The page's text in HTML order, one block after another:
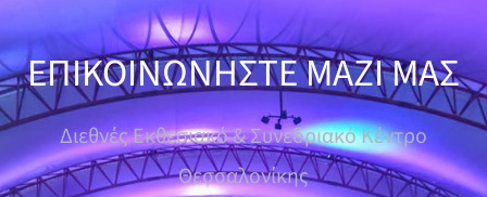
ΕΠΙΚΟΙΝΩΝΗΣΤΕ ΜΑΖΙ ΜΑΣ
Διεθνές Εκθεσιακό & Συνεδριακό Κέντρο
Θεσσαλονίκης